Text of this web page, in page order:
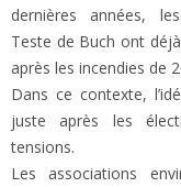
dernières années,
Teste de Buch ont
après les incendies de
Dans ce contexte,
juste après les
tensions.
Les associations